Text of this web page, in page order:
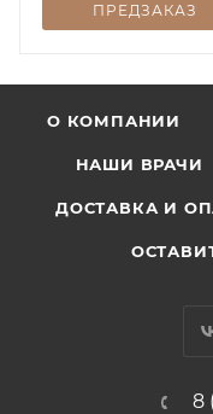
ПРЕДЗАКАЗ
О КОМПАНИИ
НАШИ ВРАЧИ
ДОСТАВКА И
8